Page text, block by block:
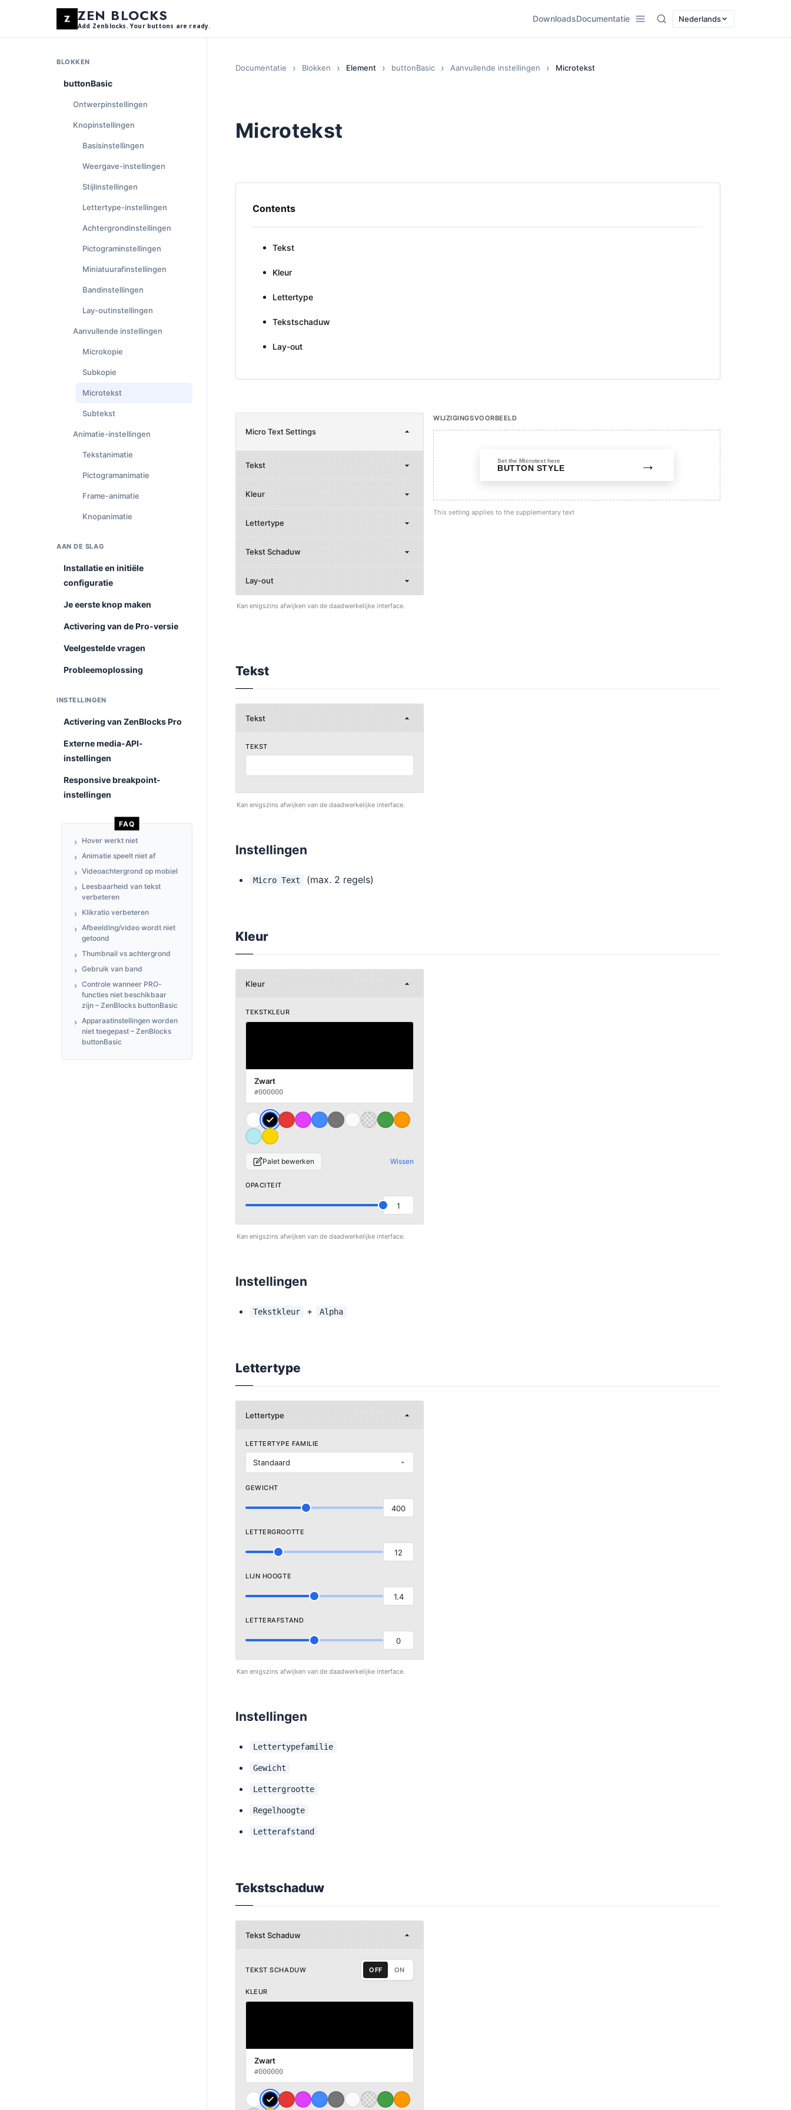
ZEN BLOCKS
Add Zenblocks. Your buttons are ready.
DownloadsDocumentatie Nederlands
BLOKKEN
buttonBasic
Ontwerpinstellingen
Knopinstellingen
Basisinstellingen
Weergave-instellingen
Stijlinstellingen
Lettertype-instellingen
Achtergrondinstellingen
Pictograminstellingen
Miniatuurafinstellingen
Bandinstellingen
Lay-outinstellingen
Aanvullende instellingen
Microkopie
Subkopie
Microtekst
Subtekst
Animatie-instellingen
Tekstanimatie
Pictogramanimatie
Frame-animatie
Knopanimatie
AAN DE SLAG
Installatie en initiële
configuratie
Je eerste knop maken
Activering van de Pro-versie
Veelgestelde vragen
Probleemoplossing
INSTELLINGEN
Activering van ZenBlocks Pro
Externe media-API-
instellingen
Responsive breakpoint-
instellingen
FAQ
Hover werkt niet
Animatie speelt niet af
Videoachtergrond op mobiel
Leesbaarheid van tekst
verbeteren
Klikratio verbeteren
Afbeelding/video wordt niet
getoond
Thumbnail vs achtergrond
Gebruik van band
Controle wanneer PRO-
functies niet beschikbaar
zijn – ZenBlocks buttonBasic
Apparaatinstellingen worden
niet toegepast – ZenBlocks
buttonBasic
Documentatie Blokken Element buttonBasic Aanvullende instellingen Microtekst
Microtekst
Contents
Tekst
Kleur
Lettertype
Tekstschaduw
Lay-out
Micro Text Settings
Tekst
Kleur
Lettertype
Tekst Schaduw
Lay-out
Kan enigszins afwijken van de daadwerkelijke interface.
WIJZIGINGSVOORBEELD
Set the Microtext here
BUTTON STYLE →
This setting applies to the supplementary text
Tekst
Tekst
TEKST
Kan enigszins afwijken van de daadwerkelijke interface.
Instellingen
Micro Text (max. 2 regels)
Kleur
Kleur
TEKSTKLEUR
Zwart
#000000
Palet bewerken Wissen
OPACITEIT
1
Kan enigszins afwijken van de daadwerkelijke interface.
Instellingen
Tekstkleur + Alpha
Lettertype
Lettertype
LETTERTYPE FAMILIE
Standaard
GEWICHT
400
LETTERGROOTTE
12
LIJN HOOGTE
1.4
LETTERAFSTAND
0
Kan enigszins afwijken van de daadwerkelijke interface.
Instellingen
Lettertypefamilie
Gewicht
Lettergrootte
Regelhoogte
Letterafstand
Tekstschaduw
Tekst Schaduw
TEKST SCHADUW OFF ON
KLEUR
Zwart
#000000